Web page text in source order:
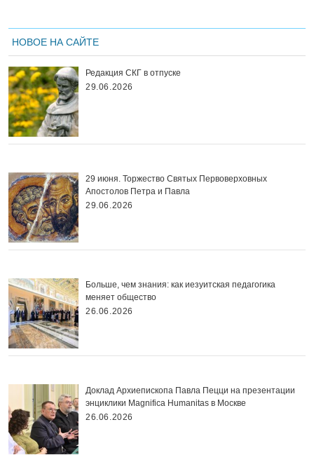
НОВОЕ НА САЙТЕ
Редакция СКГ в отпуске
29.06.2026
29 июня. Торжество Святых Первоверховных
Апостолов Петра и Павла
29.06.2026
Больше, чем знания: как иезуитская педагогика
меняет общество
26.06.2026
Доклад Архиепископа Павла Пецци на презентации
энциклики Magnifica Нumanitas в Москве
26.06.2026